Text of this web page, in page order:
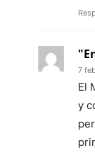
7
El
y